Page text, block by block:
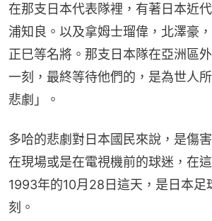
在那支日本代表隊裡，有著日本近
浦知良。以及拿姆士瑠偉，北澤豪
正巳等名將。那支日本隊在亞洲區
一刻，最終等待他們的，是為世人
悲劇」。
多哈的悲劇對日本國民來說，是傷
在現場或是在電視機前的球迷，在
1993年的10月28日這天，是日本足
刻。